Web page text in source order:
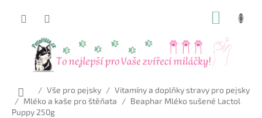
Domů
/ Vše pro pejsky / Vitamíny a doplňky stravy pro pejsky
/ Mléko a kaše pro štěňata / Beaphar Mléko sušené Lactol
Puppy 250g